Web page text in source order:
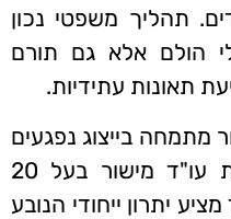
תהליך משפטי נכון
הולם אלא גם תורם
תאונות עתידיות.
מתמחה בייצוג נפגעים
בתביעות נזקי גוף, בהובלת עו"ד מישור בעל 20
יתרון ייחודי הנובע